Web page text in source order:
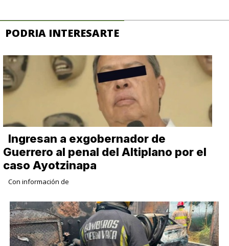
PODRIA INTERESARTE
Ingresan a exgobernador de
Guerrero al penal del Altiplano por el
caso Ayotzinapa
Con información de